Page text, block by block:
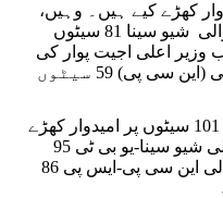
امیدوار کھڑے کیے ہیں۔ وہیں،
وزیر اعلیٰ ایکناتھ شندے کی قیادت والی شیو سینا 81 سیٹوں
وزیر اعلی اجیت پوار کی
قیادت والی نیشنلسٹ کانگریس پارٹی (این سی پی) 59 سیٹوں
کانگریس نے مہا وکاس اگھاڑی میں 101 سیٹوں پر امیدوار کھڑے
کیے ہیں۔ ادھو ٹھاکرے کی قیادت والی شیو سینا-یو بی ٹی 95
سیٹوں پر اور شرد پوار کی قیادت والی این سی پی-ایس پی 86